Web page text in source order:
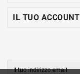
IL TUO ACCOUNT